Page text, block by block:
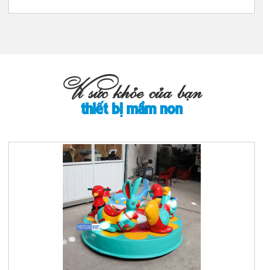
Vì sức khỏe của bạn
thiết bị mầm non